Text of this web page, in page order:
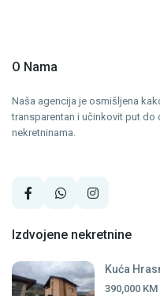
O Nama
Naša agencija je osmišljena
transparentan i učinkovit put do
nekretninama.
Izdvojene nekretnine
Kuća
390,000 KM